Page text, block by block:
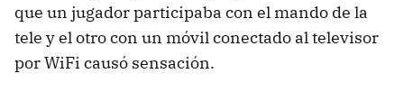
que un jugador participaba con el mando de la
tele y el otro con un móvil conectado al televisor
por WiFi causó sensación.